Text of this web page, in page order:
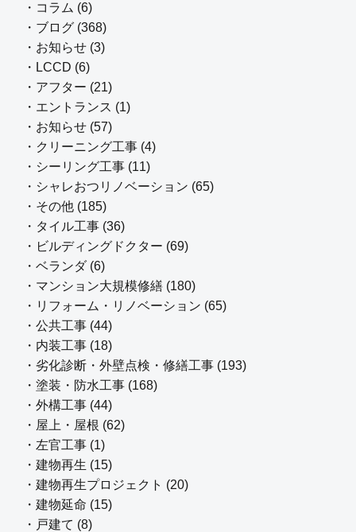
・コラム (6)
・ブログ (368)
・お知らせ (3)
・LCCD (6)
・アフター (21)
・エントランス (1)
・お知らせ (57)
・クリーニング工事 (4)
・シーリング工事 (11)
・シャレおつリノベーション (65)
・その他 (185)
・タイル工事 (36)
・ビルディングドクター (69)
・ベランダ (6)
・マンション大規模修繕 (180)
・リフォーム・リノベーション (65)
・公共工事 (44)
・内装工事 (18)
・劣化診断・外壁点検・修繕工事 (193)
・塗装・防水工事 (168)
・外構工事 (44)
・屋上・屋根 (62)
・左官工事 (1)
・建物再生 (15)
・建物再生プロジェクト (20)
・建物延命 (15)
・戸建て (8)